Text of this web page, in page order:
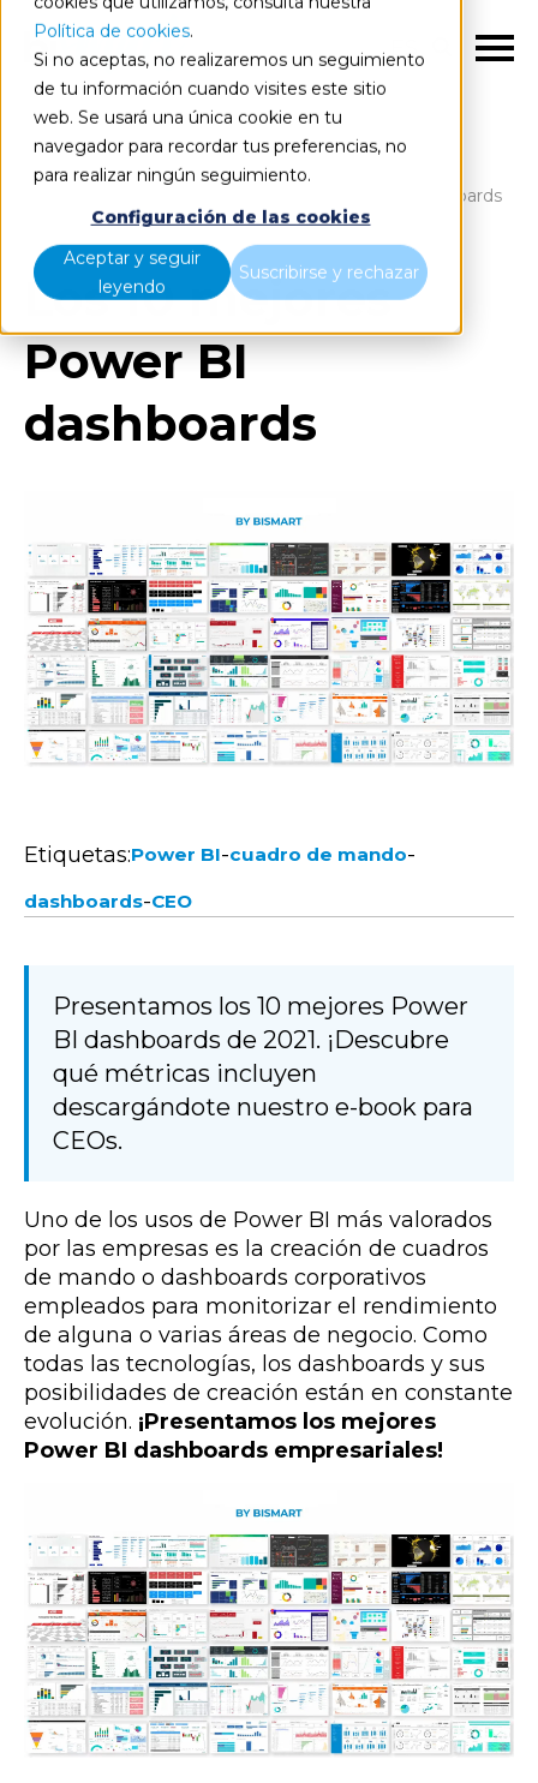
Política de cookies.
Si no aceptas, no realizaremos un seguimiento
de tu información cuando visites este sitio
web. Se usará una única cookie en tu
navegador para recordar tus preferencias, no
para realizar ningún seguimiento.
Configuración de las cookies
Aceptar y seguir
leyendo
Suscribirse y rechazar
ES
Los 10 mejores Power BI dashboards
Los 10 mejores
Power BI
dashboards
Etiquetas:Power BI-cuadro de mando-
dashboards-CEO
Presentamos los 10 mejores Power
BI dashboards de 2021. ¡Descubre
qué métricas incluyen
descargándote nuestro e-book para
CEOs.
Uno de los usos de Power BI más valorados
por las empresas es la creación de cuadros
de mando o dashboards corporativos
empleados para monitorizar el rendimiento
de alguna o varias áreas de negocio. Como
todas las tecnologías, los dashboards y sus
posibilidades de creación están en constante
evolución. ¡Presentamos los mejores
Power BI dashboards empresariales!